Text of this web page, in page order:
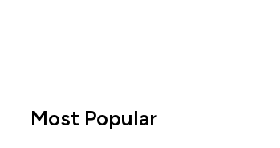
Most Popular